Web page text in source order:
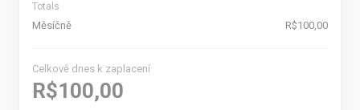
Totals
Měsíčně R$100,00
Celkově dnes k zaplacení
R$100,00